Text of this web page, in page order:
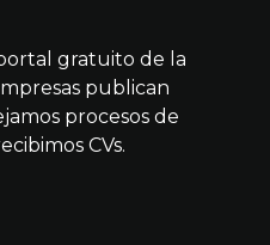
gratuito de la
publican
procesos de
CVs.